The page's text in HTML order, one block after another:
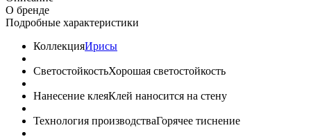
О бренде
Подробные характеристики
КоллекцияИрисы
СветостойкостьХорошая светостойкость
Нанесение клеяКлей наносится на стену
Технология производстваГорячее тиснение